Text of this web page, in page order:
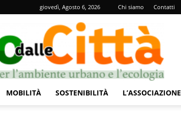
giovedì, Agosto 6, 2026 Chi siamo Contatti
MOBILITÀ SOSTENIBILITÀ L’ASSOCIAZIONE